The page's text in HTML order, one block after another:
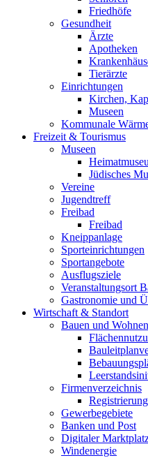
Friedhöfe
Gesundheit
Ärzte
Apotheken
Tierärzte
Einrichtungen
Kirchen,
Museen
Kommunale
Freizeit & Tourismus
Museen
Jüdisches
Vereine
Jugendtreff
Freibad
Freibad
Kneippanlage
Sporteinrichtungen
Sportangebote
Ausflugsziele
Veranstaltungsort
Gastronomie und
Wirtschaft & Standort
Bauen und Wohnen
Firmenverzeichnis
Registrierung
Gewerbegebiete
Banken und Post
Digitaler
Windenergie